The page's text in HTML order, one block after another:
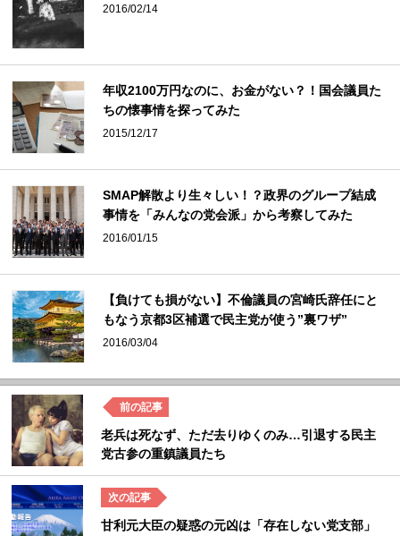
2016/02/14
年収2100万円なのに、お金がない？！国会議員た
ちの懐事情を探ってみた
2015/12/17
SMAP解散より生々しい！？政界のグループ結成
事情を「みんなの党会派」から考察してみた
2016/01/15
【負けても損がない】不倫議員の宮崎氏辞任にと
もなう京都3区補選で民主党が使う”裏ワザ”
2016/03/04
老兵は死なず、ただ去りゆくのみ…引退する民主
党古参の重鎮議員たち
甘利元大臣の疑惑の元凶は「存在しない党支部」